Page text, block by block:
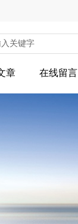
章 在线留言